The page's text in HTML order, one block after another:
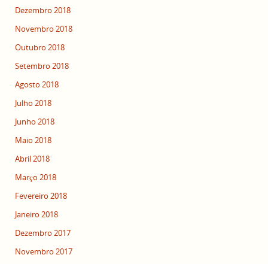
Dezembro 2018
Novembro 2018
Outubro 2018
Setembro 2018
Agosto 2018
Julho 2018
Junho 2018
Maio 2018
Abril 2018
Março 2018
Fevereiro 2018
Janeiro 2018
Dezembro 2017
Novembro 2017